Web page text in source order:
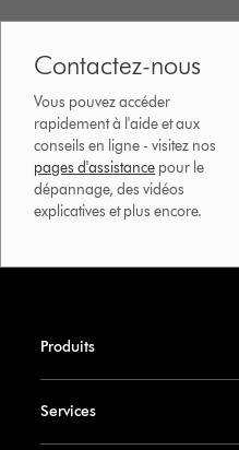
Contactez-nous
Vous pouvez accéder
rapidement à l'aide et aux
conseils en ligne - visitez nos
pages d'assistance pour le
dépannage, des vidéos
explicatives et plus encore.
Produits
Services